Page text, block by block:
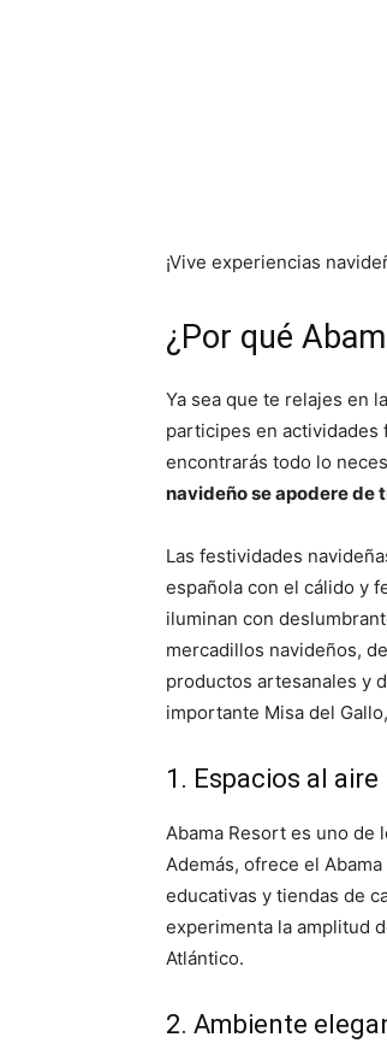
¡Vive experiencias
¿Por qué
Ya sea que te relajes en
participes en actividades
encontrarás todo lo
navideño se apodere de
Las festividades
española con el cálido y
iluminan con
mercadillos navideños,
productos artesanales y
importante Misa del
1. Espacios al
Abama Resort es uno de
Además, ofrece el
educativas y tiendas de
experimenta la amplitud
Atlántico.
2. Ambiente